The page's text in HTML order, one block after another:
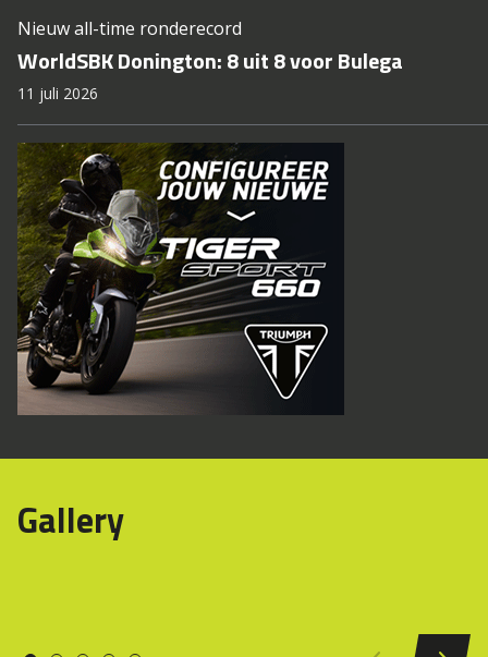
Nieuw all-time ronderecord
WorldSBK Donington: 8 uit 8 voor Bulega
11 juli 2026
Gallery